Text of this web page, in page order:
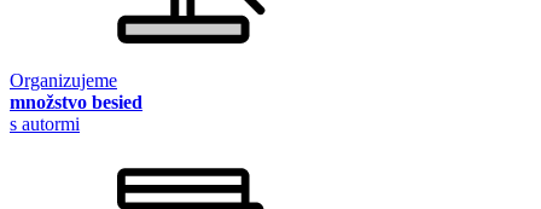
Organizujeme
množstvo besied
s autormi